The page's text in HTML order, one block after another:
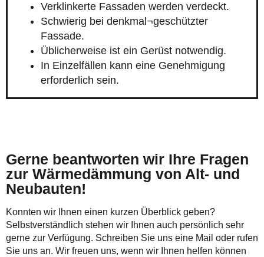
Verklinkerte Fassaden werden verdeckt.
Schwierig bei denkmal¬geschützter
Fassade.
Üblicherweise ist ein Gerüst notwendig.
In Einzelfällen kann eine Genehmigung
erforderlich sein.
Gerne beantworten wir Ihre Fragen
zur Wärmedämmung von Alt- und
Neubauten!
Konnten wir Ihnen einen kurzen Überblick geben?
Selbstverständlich stehen wir Ihnen auch persönlich sehr
gerne zur Verfügung. Schreiben Sie uns eine Mail oder rufen
Sie uns an. Wir freuen uns, wenn wir Ihnen helfen können